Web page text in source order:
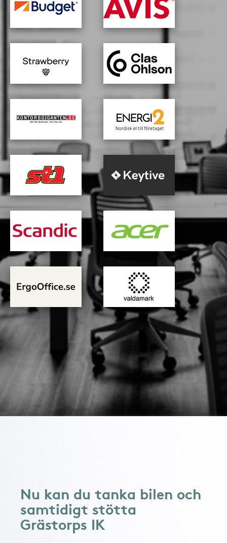
Nu kan du tanka bilen och
samtidigt stötta
Grästorps IK